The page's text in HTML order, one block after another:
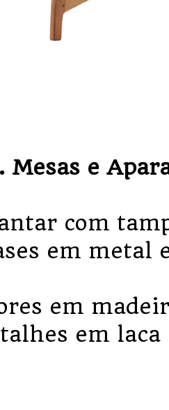
Mesas e
com
em metal
em
em laca